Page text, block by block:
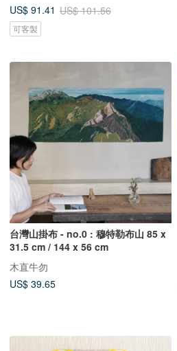
US$ 91.41 US$ 101.56
可客製
台灣山掛布 - no.0 : 穆特勒布山 85 x
31.5 cm / 144 x 56 cm
木直牛勿
US$ 39.65